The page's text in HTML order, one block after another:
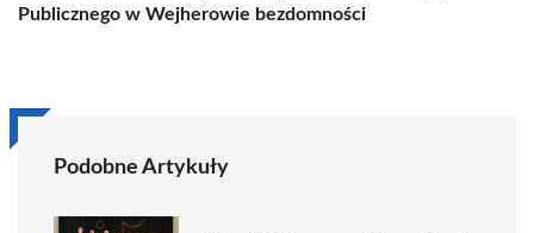
Publicznego w Wejherowie bezdomności
Podobne Artykuły